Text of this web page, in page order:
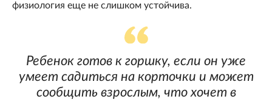
физиология еще не слишком устойчива.
Ребенок готов к горшку, если он уже
умеет садиться на корточки и может
сообщить взрослым, что хочет в